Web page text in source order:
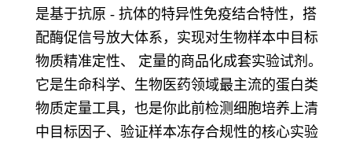
是基于抗原 - 抗体的特异性免疫结合特性，搭
配酶促信号放大体系，实现对生物样本中目标
物质精准定性、 定量的商品化成套实验试剂。
它是生命科学、生物医药领域最主流的蛋白类
物质定量工具，也是你此前检测细胞培养上清
中目标因子、验证样本冻存合规性的核心实验